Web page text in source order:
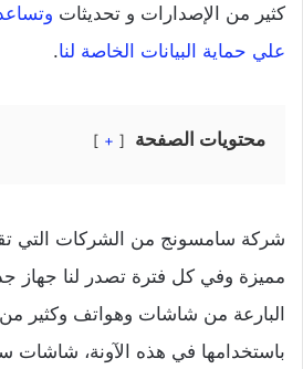
كثير من الإصدارات و تحديثات
علي حماية البيانات الخاصة لنا.
محتويات الصفحة +
شركة سامسونج من الشركات التي
مميزة وفي كل فترة تصدر لنا جهاز
البارعة من شاشات وهواتف وكثير من
باستخدامها في هذه الآونة،